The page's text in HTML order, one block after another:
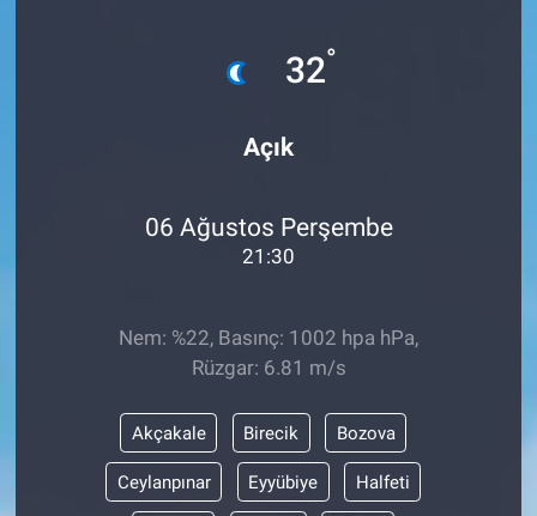
32°
Açık
06 Ağustos Perşembe
21:30
Nem: %22, Basınç: 1002 hpa hPa,
Rüzgar: 6.81 m/s
Akçakale Birecik Bozova
Ceylanpınar Eyyübiye Halfeti